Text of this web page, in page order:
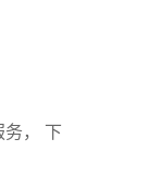
务， 下